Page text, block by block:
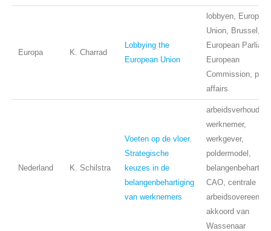
Europa K. Charrad
Lobbying the
European Union
lobbyen, European
Union, Brussel,
European
European
Commission,
affairs
Nederland K. Schilstra
Voeten op de vloer.
Strategische
keuzes in de
belangenbehartiging
van werknemers
werknemer,
werkgever,
poldermodel,
CAO, centrale
akkoord van
Wassenaar